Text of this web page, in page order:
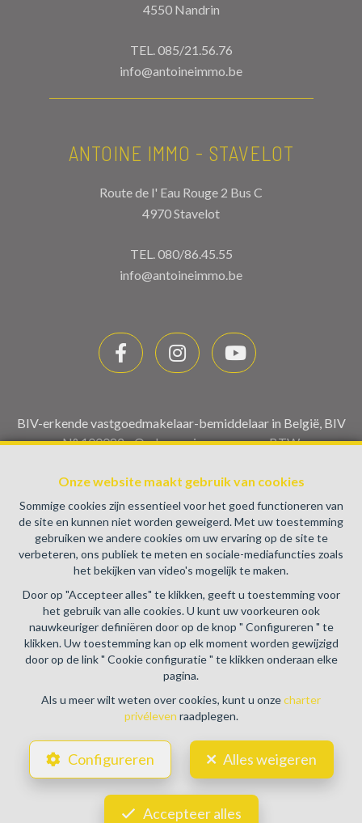
Onze website maakt gebruik van cookies
Sommige cookies zijn essentieel voor het goed functioneren van
de site en kunnen niet worden geweigerd. Met uw toestemming
gebruiken we andere cookies om uw ervaring op de site te
verbeteren, ons publiek te meten en sociale-mediafuncties zoals
het bekijken van video's mogelijk te maken.
Door op "Accepteer alles" te klikken, geeft u toestemming voor
het gebruik van alle cookies. U kunt uw voorkeuren ook
nauwkeuriger definiëren door op de knop " Configureren " te
klikken. Uw toestemming kan op elk moment worden gewijzigd
door op de link " Cookie configuratie " te klikken onderaan elke
pagina.
Als u meer wilt weten over cookies, kunt u onzecharter
privéleven raadplegen.
Configureren Alles weigeren
Accepteer alles
4550 Nandrin
TEL.085/21.56.76
info@antoineimmo.be
ANTOINE IMMO - STAVELOT
Route de l' Eau Rouge 2 Bus C
4970 Stavelot
TEL.080/86.45.55
info@antoineimmo.be
BIV-erkende vastgoedmakelaar-bemiddelaar in België, BIV
N° 100082 - Ondernemingsnummer : BTW
Beroepinstituut van Vastgoedmakelaars Luxemburgstraat,
16B - 1000 Brussel (+32 2 505 38 50 - info@biv.be) -
www.biv.be-Deontologische code
BA en borgstelling via NV AXA Belgium, Troonplein 1, 1000
Brussel (polisnr. 730.390.160) Dekking geldt voor
activiteiten die in België worden uitgevoerd
Algemene gebruiksvoorwaarden van de website
Charter privéleven
Cookie configuratie
DESIGNED AND DEVELOPED BY
WEBULOUS.IMMO